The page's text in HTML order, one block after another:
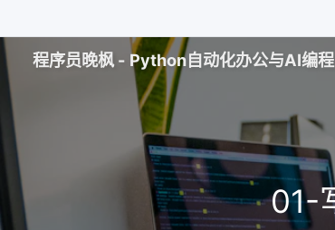
程序员晚枫 - Python自动化办公与AI编程
01-